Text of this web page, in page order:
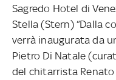
Sagredo Hotel di
Stella (Stern) “Dalla
verrà inaugurata da
Pietro Di Natale
del chitarrista